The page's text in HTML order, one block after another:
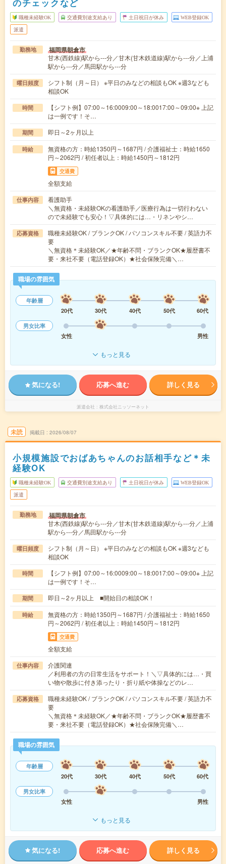
のチェックなど
職種未経験OK 交通費別途支給あり 土日祝日が休み WEB登録OK
派遣
勤務地 福岡県朝倉市
甘木(西鉄線)駅から---分／甘木(甘木鉄道線)駅から---分／上浦
駅から---分／馬田駅から---分
曜日頻度
シフト制（月～日） ※平日のみなどの相談もOK ※週3なども
相談OK
時間
【シフト例】07:00～16:0009:00～18:0017:00～09:00※ 上記
は一例です！そ…
期間 即日～2ヶ月以上
時給
無資格の方：時給1350円～1687円 / 介護福祉士：時給1650
円～2062円 / 初任者以上：時給1450円～1812円
交通費
全額支給
仕事内容
看護助手
＼無資格・未経験OKの看護助手／医療行為は一切行わない
ので未経験でも安心！▽具体的には…・リネンやシ…
応募資格
職種未経験OK / ブランクOK / パソコンスキル不要 / 英語力不
要
＼無資格＊未経験OK／★年齢不問・ブランクOK★履歴書不
要・来社不要（電話登録OK）★社会保険完備＼…
職場の雰囲気
年齢層
20代
30代 40代 50代
60代
男女比率
女性
男性
もっと見る
気になる! 応募へ進む 詳しく見る
派遣会社 株式会社ニッソーネット
未読 掲載日 2026/08/07
小規模施設でおばあちゃんのお話相手など＊未
経験OK
職種未経験OK 交通費別途支給あり 土日祝日が休み WEB登録OK
派遣
勤務地 福岡県朝倉市
甘木(西鉄線)駅から---分／甘木(甘木鉄道線)駅から---分／上浦
駅から---分／馬田駅から---分
曜日頻度
シフト制（月～日） ※平日のみなどの相談もOK ※週3なども
相談OK
時間
【シフト例】07:00～16:0009:00～18:0017:00～09:00※ 上記
は一例です！そ…
期間 即日～2ヶ月以上 ■開始日の相談OK！
時給
無資格の方：時給1350円～1687円 / 介護福祉士：時給1650
円～2062円 / 初任者以上：時給1450円～1812円
交通費
全額支給
仕事内容
介護関連
／利用者の方の日常生活をサポート！＼▽具体的には…・買
い物や散歩に付き添ったり・折り紙や体操などのレ…
応募資格
職種未経験OK / ブランクOK / パソコンスキル不要 / 英語力不
要
＼無資格＊未経験OK／★年齢不問・ブランクOK★履歴書不
要・来社不要（電話登録OK）★社会保険完備＼…
職場の雰囲気
年齢層
20代
30代 40代 50代
60代
男女比率
女性
男性
もっと見る
気になる! 応募へ進む 詳しく見る